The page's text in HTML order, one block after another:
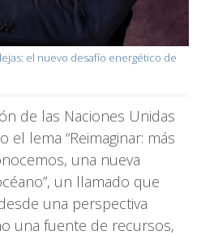
el nuevo desafío energético de
de las Naciones Unidas
el lema “Reimaginar: más
una nueva
un llamado que
una perspectiva
una fuente de recursos,